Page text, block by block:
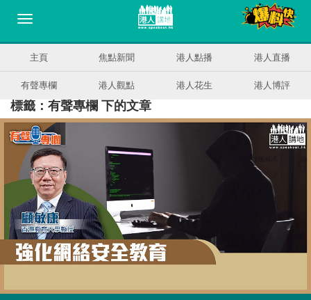
主頁 焦點新聞 港人點播 港人直播
有聲專欄 港人觀點 港人花生 港人博評
標籤：有聲專欄 下的文章